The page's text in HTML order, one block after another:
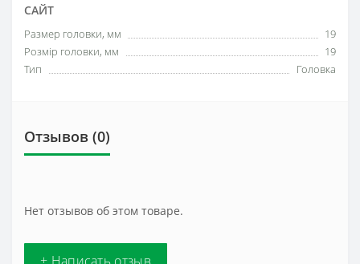
САЙТ
Размер головки, мм
19
Розмір головки, мм
19
Тип
Головка
Отзывов (0)
Нет отзывов об этом товаре.